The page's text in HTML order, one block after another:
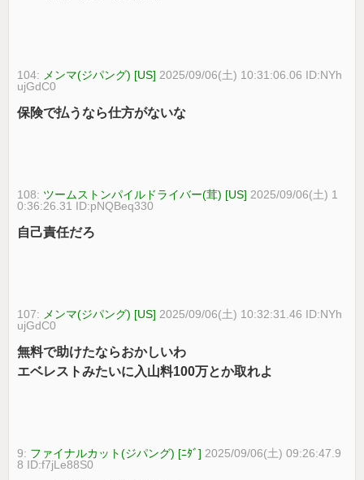
104: メンマ(ジパング) [US] 2025/09/06(土) 10:31:06.06 ID:NYh
ujGdC0
保険で払うなら仕方がないな
108: ツームストンパイルドライバー(茸) [US] 2025/09/06(土) 1
0:36:26.31 ID:pNQBeq330
自己責任だろ
107: メンマ(ジパング) [US] 2025/09/06(土) 10:32:31.46 ID:NYh
ujGdC0
無料で助けたならおかしいわ
エベレストみたいに入山料100万とか取れよ
9: ファイナルカット(ジパング) [ﾆﾀﾞ] 2025/09/06(土) 09:26:47.9
8 ID:f7jLe88S0